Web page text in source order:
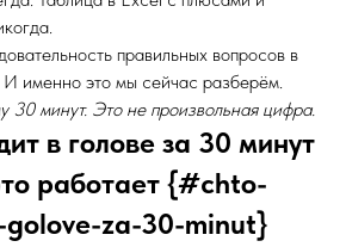
правильных вопросов в
И именно это мы сейчас разберём.
минут. Это не произвольная цифра.
в голове за 30 минут
работает {#chto-
golove-za-30-minut}